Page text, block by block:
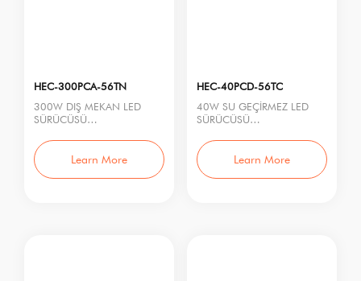
HEC-300PCA-56TN
300W DIŞ MEKAN LED
SÜRÜCÜSÜ
56TN
Nominal Güç: 300W
Giriş Gerili
Learn More
HEC-40PCD-56TC
40W SU GEÇİRMEZ LED
SÜRÜCÜSÜ
56TC
Nominal Güç: 40W
Giriş Gerilim
Learn More